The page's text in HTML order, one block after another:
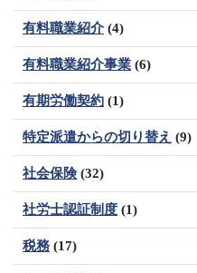
有料職業紹介(4)
有料職業紹介事業 (6)
有期労働契約 (1)
特定派遣からの切り替え (9)
社会保険(32)
社労士認証制度 (1)
税務 (17)